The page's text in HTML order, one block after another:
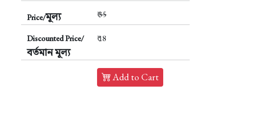
Price/মূল্য ₹35
Discounted Price/
বর্তমান মূল্য
₹ 18
Add to Cart